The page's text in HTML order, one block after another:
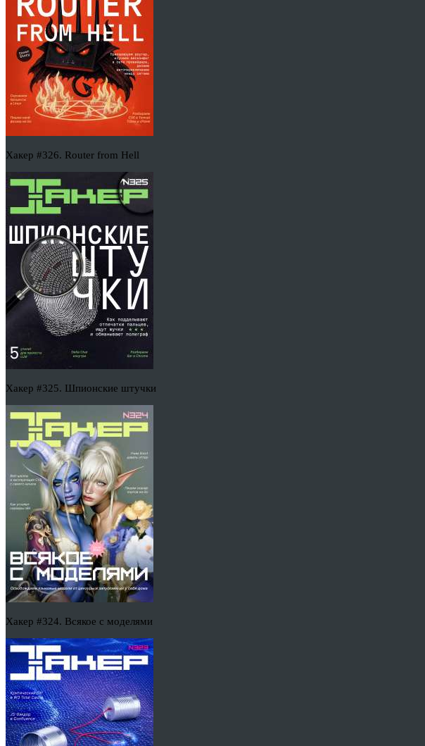
Хакер #326. Router from Hell
Хакер #325. Шпионские штучки
Хакер #324. Всякое с моделями